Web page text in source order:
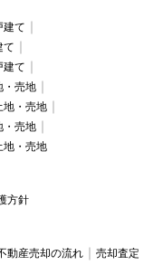
建て
て
建て
・売地
地・売地
・売地
地・売地
方針
動産売却の流れ 売却査定